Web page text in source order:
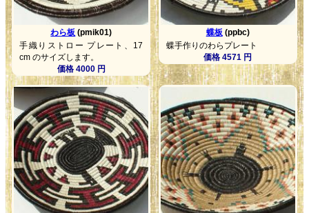
わら板 (pmik01)
手織りストロー プレート、17
cm のサイズします。
価格 4000 円
蝶板(ppbc)
蝶手作りのわらプレート
価格 4571 円